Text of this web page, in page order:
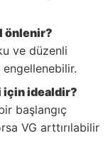
önlenir?
ve düzenli
engellenebilir.
için idealdir?
başlangıç
VG arttırılabilir